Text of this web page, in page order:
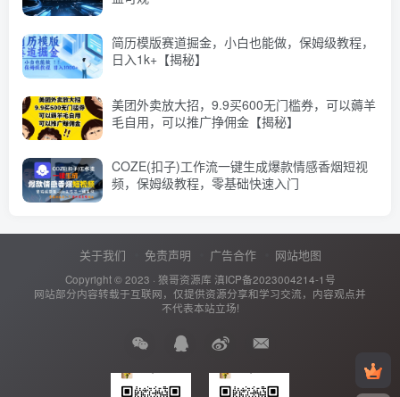
简历模版赛道掘金，小白也能做，保姆级教程，
日入1k+【揭秘】
美团外卖放大招，9.9买600无门槛券，可以薅羊
毛自用，可以推广挣佣金【揭秘】
COZE(扣子)工作流一键生成爆款情感香烟短视
频，保姆级教程，零基础快速入门
关于我们 免责声明 广告合作 网站地图
Copyright © 2023 · 狼哥资源库 滇ICP备2023004214-1号
网站部分内容转载于互联网，仅提供资源分享和学习交流，内容观点并
不代表本站立场!